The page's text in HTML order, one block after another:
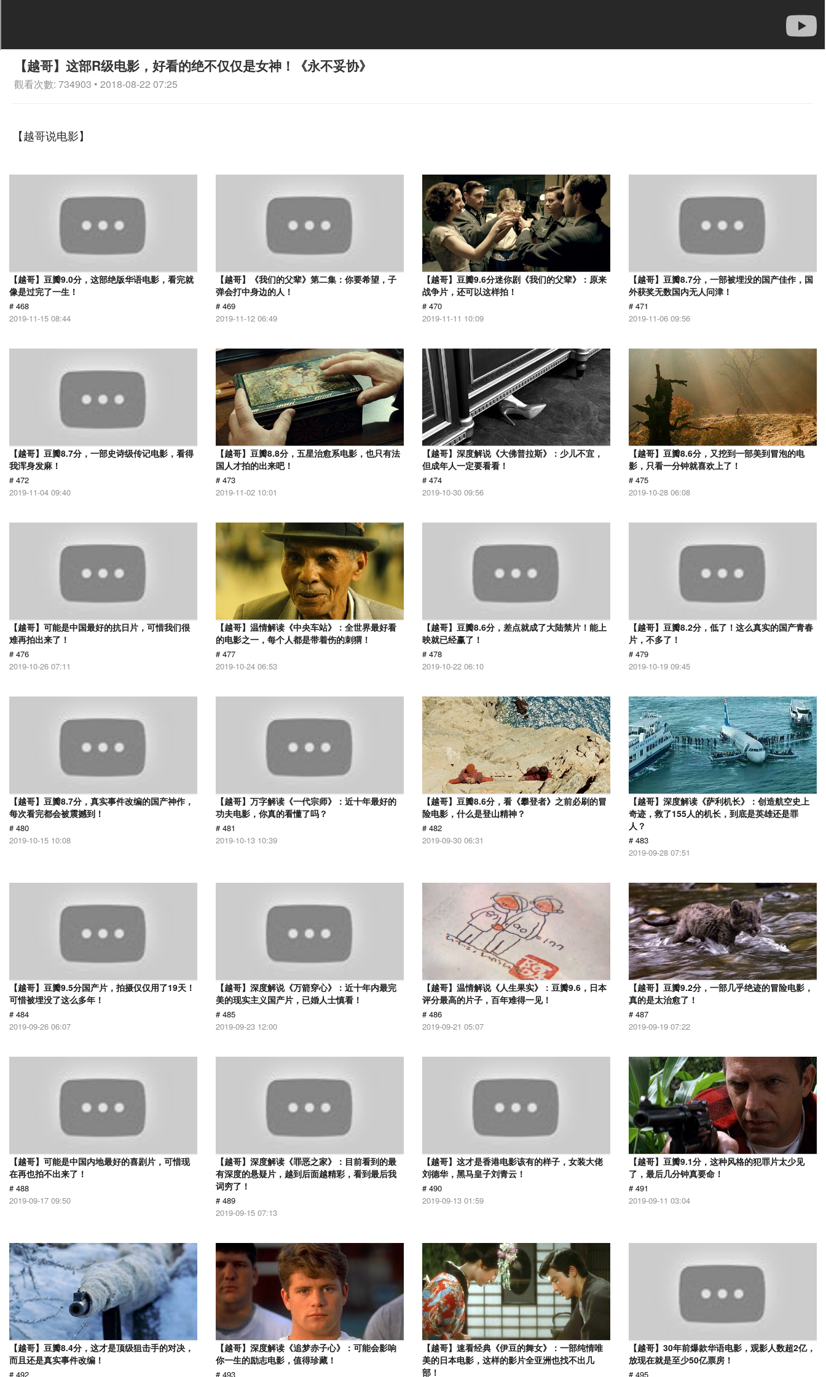
【越哥】这部R级电影，好看的绝不仅仅是女神！《永不妥协》
觀看次數: 734903 • 2018-08-22 07:25
【越哥说电影】
【越哥】豆瓣9.0分，这部绝版华语电影，看完就
像是过完了一生！
# 468
2019-11-15 08:44
【越哥】《我们的父辈》第二集：你要希望，子
弹会打中身边的人！
# 469
2019-11-12 06:49
【越哥】豆瓣9.6分迷你剧《我们的父辈》：原来
战争片，还可以这样拍！
# 470
2019-11-11 10:09
【越哥】豆瓣8.7分，一部被埋没的国产佳作，国
外获奖无数国内无人问津！
# 471
2019-11-06 09:56
【越哥】豆瓣8.7分，一部史诗级传记电影，看得
我浑身发麻！
# 472
2019-11-04 09:40
【越哥】豆瓣8.8分，五星治愈系电影，也只有法
国人才拍的出来吧！
# 473
2019-11-02 10:01
【越哥】深度解说《大佛普拉斯》：少儿不宜，
但成年人一定要看看！
# 474
2019-10-30 09:56
【越哥】豆瓣8.6分，又挖到一部美到冒泡的电
影，只看一分钟就喜欢上了！
# 475
2019-10-28 06:08
【越哥】可能是中国最好的抗日片，可惜我们很
难再拍出来了！
# 476
2019-10-26 07:11
【越哥】温情解读《中央车站》：全世界最好看
的电影之一，每个人都是带着伤的刺猬！
# 477
2019-10-24 06:53
【越哥】豆瓣8.6分，差点就成了大陆禁片！能上
映就已经赢了！
# 478
2019-10-22 06:10
【越哥】豆瓣8.2分，低了！这么真实的国产青春
片，不多了！
# 479
2019-10-19 09:45
【越哥】豆瓣8.7分，真实事件改编的国产神作，
每次看完都会被震撼到！
# 480
2019-10-15 10:08
【越哥】万字解读《一代宗师》：近十年最好的
功夫电影，你真的看懂了吗？
# 481
2019-10-13 10:39
【越哥】豆瓣8.6分，看《攀登者》之前必刷的冒
险电影，什么是登山精神？
# 482
2019-09-30 06:31
【越哥】深度解读《萨利机长》：创造航空史上
奇迹，救了155人的机长，到底是英雄还是罪
人？
# 483
2019-09-28 07:51
【越哥】豆瓣9.5分国产片，拍摄仅仅用了19天！
可惜被埋没了这么多年！
# 484
2019-09-26 06:07
【越哥】深度解说《万箭穿心》：近十年内最完
美的现实主义国产片，已婚人士慎看！
# 485
2019-09-23 12:00
【越哥】温情解说《人生果实》：豆瓣9.6，日本
评分最高的片子，百年难得一见！
# 486
2019-09-21 05:07
【越哥】豆瓣9.2分，一部几乎绝迹的冒险电影，
真的是太治愈了！
# 487
2019-09-19 07:22
【越哥】可能是中国内地最好的喜剧片，可惜现
在再也拍不出来了！
# 488
2019-09-17 09:50
【越哥】深度解读《罪恶之家》：目前看到的最
有深度的悬疑片，越到后面越精彩，看到最后我
词穷了！
# 489
2019-09-15 07:13
【越哥】这才是香港电影该有的样子，女装大佬
刘德华，黑马皇子刘青云！
# 490
2019-09-13 01:59
【越哥】豆瓣9.1分，这种风格的犯罪片太少见
了，最后几分钟真要命！
# 491
2019-09-11 03:04
【越哥】豆瓣8.4分，这才是顶级狙击手的对决，
而且还是真实事件改编！
# 492
【越哥】深度解读《追梦赤子心》：可能会影响
你一生的励志电影，值得珍藏！
# 493
【越哥】速看经典《伊豆的舞女》：一部纯情唯
美的日本电影，这样的影片全亚洲也找不出几
部！
【越哥】30年前爆款华语电影，观影人数超2亿，
放现在就是至少50亿票房！
# 495